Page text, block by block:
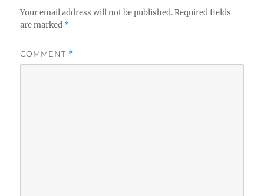
Your email address will not be published. Required fields
are marked *
COMMENT *